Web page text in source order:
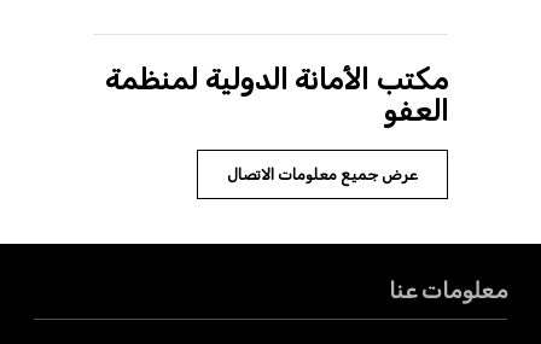
مكتب الأمانة الدولية لمنظمة
العفو
عرض جميع معلومات الاتصال
معلومات عنا